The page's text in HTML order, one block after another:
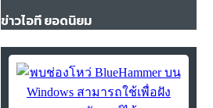
ข่าวไอที ยอดนิยม